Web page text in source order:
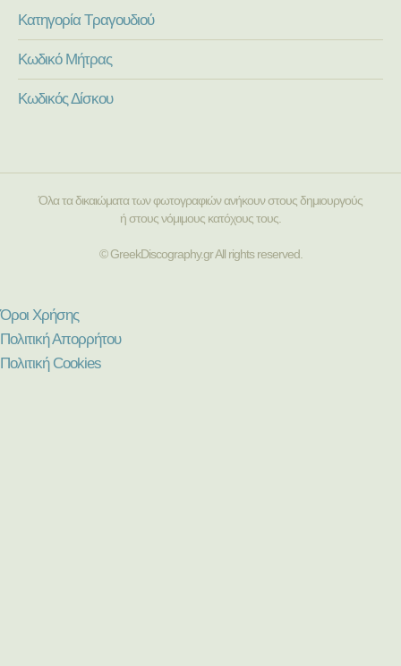
Κατηγορία Τραγουδιού
Κωδικό Μήτρας
Κωδικός Δίσκου
Όλα τα δικαιώματα των φωτογραφιών ανήκουν στους δημιουργούς
ή στους νόμιμους κατόχους τους.
© GreekDiscography.gr All rights reserved.
Όροι Χρήσης
Πολιτική Απορρήτου
Πολιτική Cookies